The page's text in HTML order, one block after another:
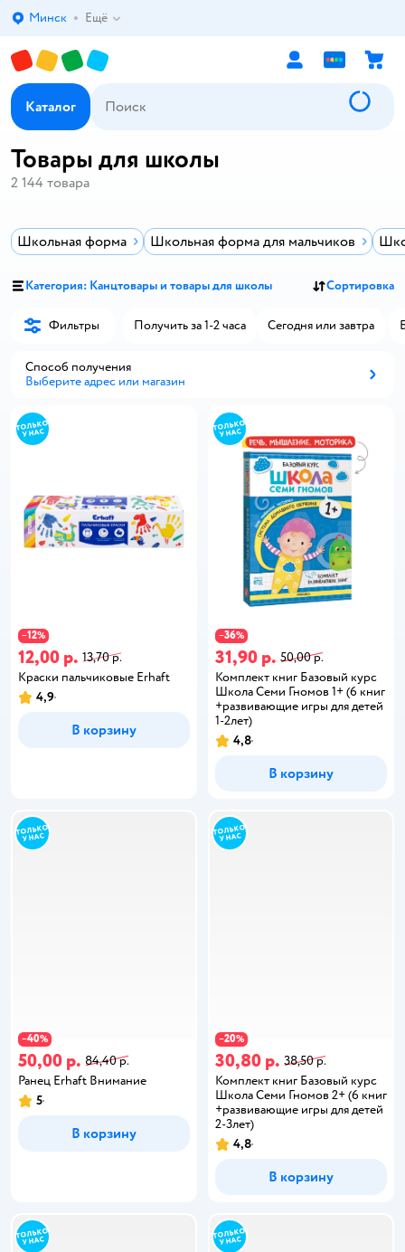
Выбор адреса доставки.
Минск Ещё
Каталог
Товары для школы
2 144 товара
Школьная форма Школьная форма для мальчиков
Категория: Канцтовары и товары для школы Сортировка
Фильтры Получить за 1-2 часа Сегодня или завтра
Способ получения
Выберите адрес или магазин
−12%
12,00 р. 13,70 р.
Краски пальчиковые Erhaft
4,9
В корзину
−36%
31,90 р. 50,00 р.
Комплект книг Базовый курс
Школа Семи Гномов 1+ (6 книг
+развивающие игры для детей
1-2лет)
4,8
В корзину
−40%
50,00 р. 84,40 р.
Ранец Erhaft Внимание
5
В корзину
−20%
30,80 р. 38,50 р.
Комплект книг Базовый курс
Школа Семи Гномов 2+ (6 книг
+развивающие игры для детей
2-3лет)
4,8
В корзину